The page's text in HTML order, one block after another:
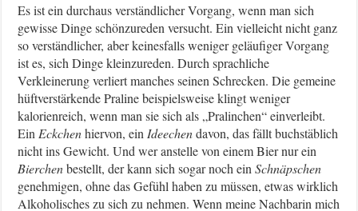
Es ist ein durchaus verständlicher Vorgang, wenn man sich
gewisse Dinge schönzureden versucht. Ein vielleicht nicht ganz
so verständlicher, aber keinesfalls weniger geläufiger Vorgang
ist es, sich Dinge kleinzureden. Durch sprachliche
Verkleinerung verliert manches seinen Schrecken. Die gemeine
hüftverstärkende Praline beispielsweise klingt weniger
kalorienreich, wenn man sie sich als „Pralinchen“ einverleibt.
Ein Eckchenhiervon, ein Ideechendavon, das fällt buchstäblich
nicht ins Gewicht. Und wer anstelle von einem Bier nur ein
Bierchenbestellt, der kann sich sogar noch einSchnäpschen
genehmigen, ohne das Gefühl haben zu müssen, etwas wirklich
Alkoholisches zu sich zu nehmen. Wenn meine Nachbarin mich